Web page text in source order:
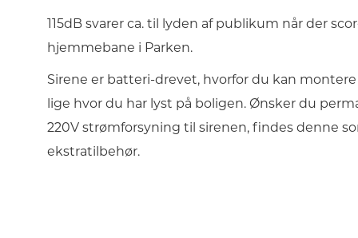
115dB svarer ca. til lyden af publikum når der
hjemmebane i Parken.
Sirene er batteri-drevet, hvorfor du kan
lige hvor du har lyst på boligen. Ønsker du
220V strømforsyning til sirenen, findes denne
ekstratilbehør.